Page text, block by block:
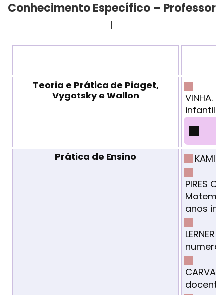
Conhecimento Específico – Professor
I
Teoria e Prática de Piaget,
Vygotsky e Wallon
VINHA.
infantil
Prática de Ensino
PIRES
anos